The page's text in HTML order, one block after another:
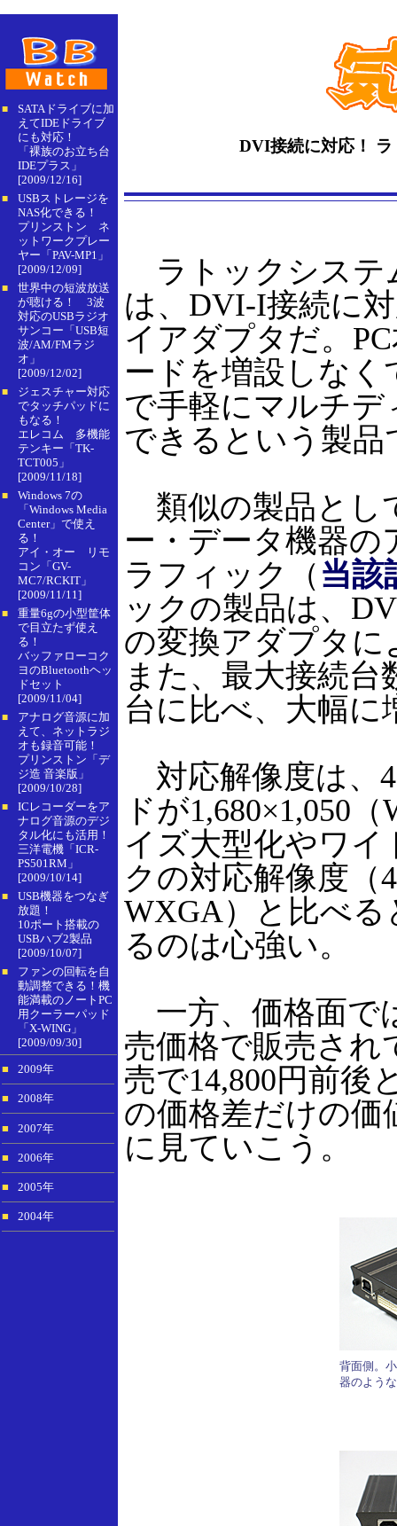
■
SATAドライブに加
えてIDEドライブ
にも対応！
「裸族のお立ち台
IDEプラス」
[2009/12/16]
■
USBストレージを
NAS化できる！
プリンストン ネ
ットワークプレー
ヤー「PAV-MP1」
[2009/12/09]
■
世界中の短波放送
が聴ける！ 3波
対応のUSBラジオ
サンコー「USB短
波/AM/FMラジ
オ」
[2009/12/02]
■
ジェスチャー対応
でタッチパッドに
もなる！
エレコム 多機能
テンキー「TK-
TCT005」
[2009/11/18]
■
Windows 7の
「Windows Media
Center」で使え
る！
アイ・オー リモ
コン「GV-
MC7/RCKIT」
[2009/11/11]
■
重量6gの小型筐体
で目立たず使え
る！
バッファローコク
ヨのBluetoothヘッ
ドセット
[2009/11/04]
■
アナログ音源に加
えて、ネットラジ
オも録音可能！
プリンストン「デ
ジ造 音楽版」
[2009/10/28]
■
ICレコーダーをア
ナログ音源のデジ
タル化にも活用！
三洋電機「ICR-
PS501RM」
[2009/10/14]
■
USB機器をつなぎ
放題！
10ポート搭載の
USBハブ2製品
[2009/10/07]
■
ファンの回転を自
動調整できる！機
能満載のノートPC
用クーラーパッド
「X-WING」
[2009/09/30]
■ 2009年
■ 2008年
■ 2007年
■ 2006年
■ 2005年
■ 2004年
DVI接続に対応！
ラトックシステ
は、DVI-I接続に
イアダプタだ。
ードを増設しなく
で手軽にマルチ
できるという製品
類似の製品とし
ー・データ機器の
ラフィック（ 当該
ックの製品は、
の変換アダプタ
また、最大接続台
台に比べ、大幅に
対応解像度は、4
ドが1,680×1,050
イズ大型化やワイ
クの対応解像度（
WXGA）と比べ
るのは心強い。
一方、価格面で
売価格で販売され
売で14,800円前後
の価格差だけの価
に見ていこう。
背面側。
器のよう